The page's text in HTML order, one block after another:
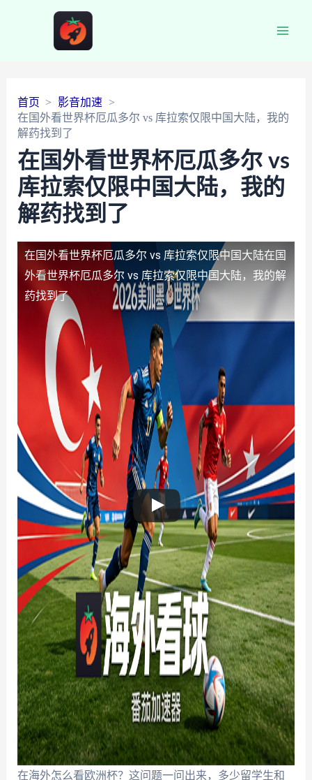
首页
影音加速
在国外看世界杯厄瓜多尔 vs 库拉索仅限中国大陆，我的
解药找到了
在国外看世界杯厄瓜多尔 vs
库拉索仅限中国大陆，我的
解药找到了
在国外看世界杯厄瓜多尔 vs 库拉索仅限中国大陆在国
外看世界杯厄瓜多尔 vs 库拉索仅限中国大陆，我的解
药找到了
在海外怎么看欧洲杯？这问题一问出来，多少留学生和